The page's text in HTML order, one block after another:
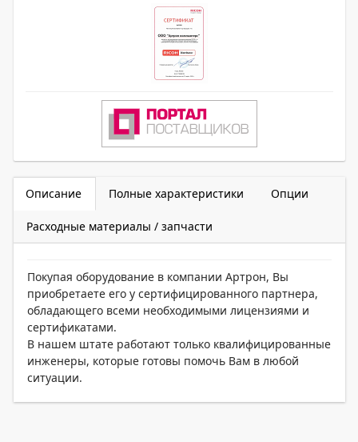
Описание Полные характеристики Опции
Расходные материалы / запчасти
Покупая оборудование в компании Артрон, Вы
приобретаете его у сертифицированного партнера,
обладающего всеми необходимыми лицензиями и
сертификатами.
В нашем штате работают только квалифицированные
инженеры, которые готовы помочь Вам в любой
ситуации.